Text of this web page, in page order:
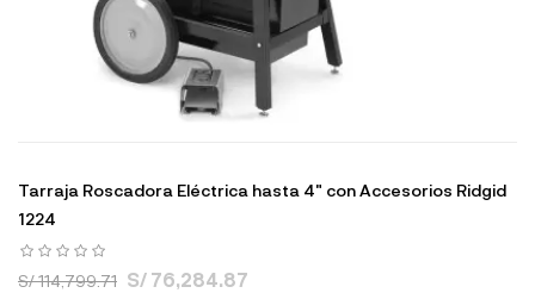
Tarraja Roscadora Eléctrica hasta 4" con Accesorios Ridgid
1224
S/ 114,799.71 S/ 76,284.87